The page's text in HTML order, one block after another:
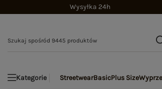
Wysyłka 24h
Kategorie StreetwearBasicPlus Size